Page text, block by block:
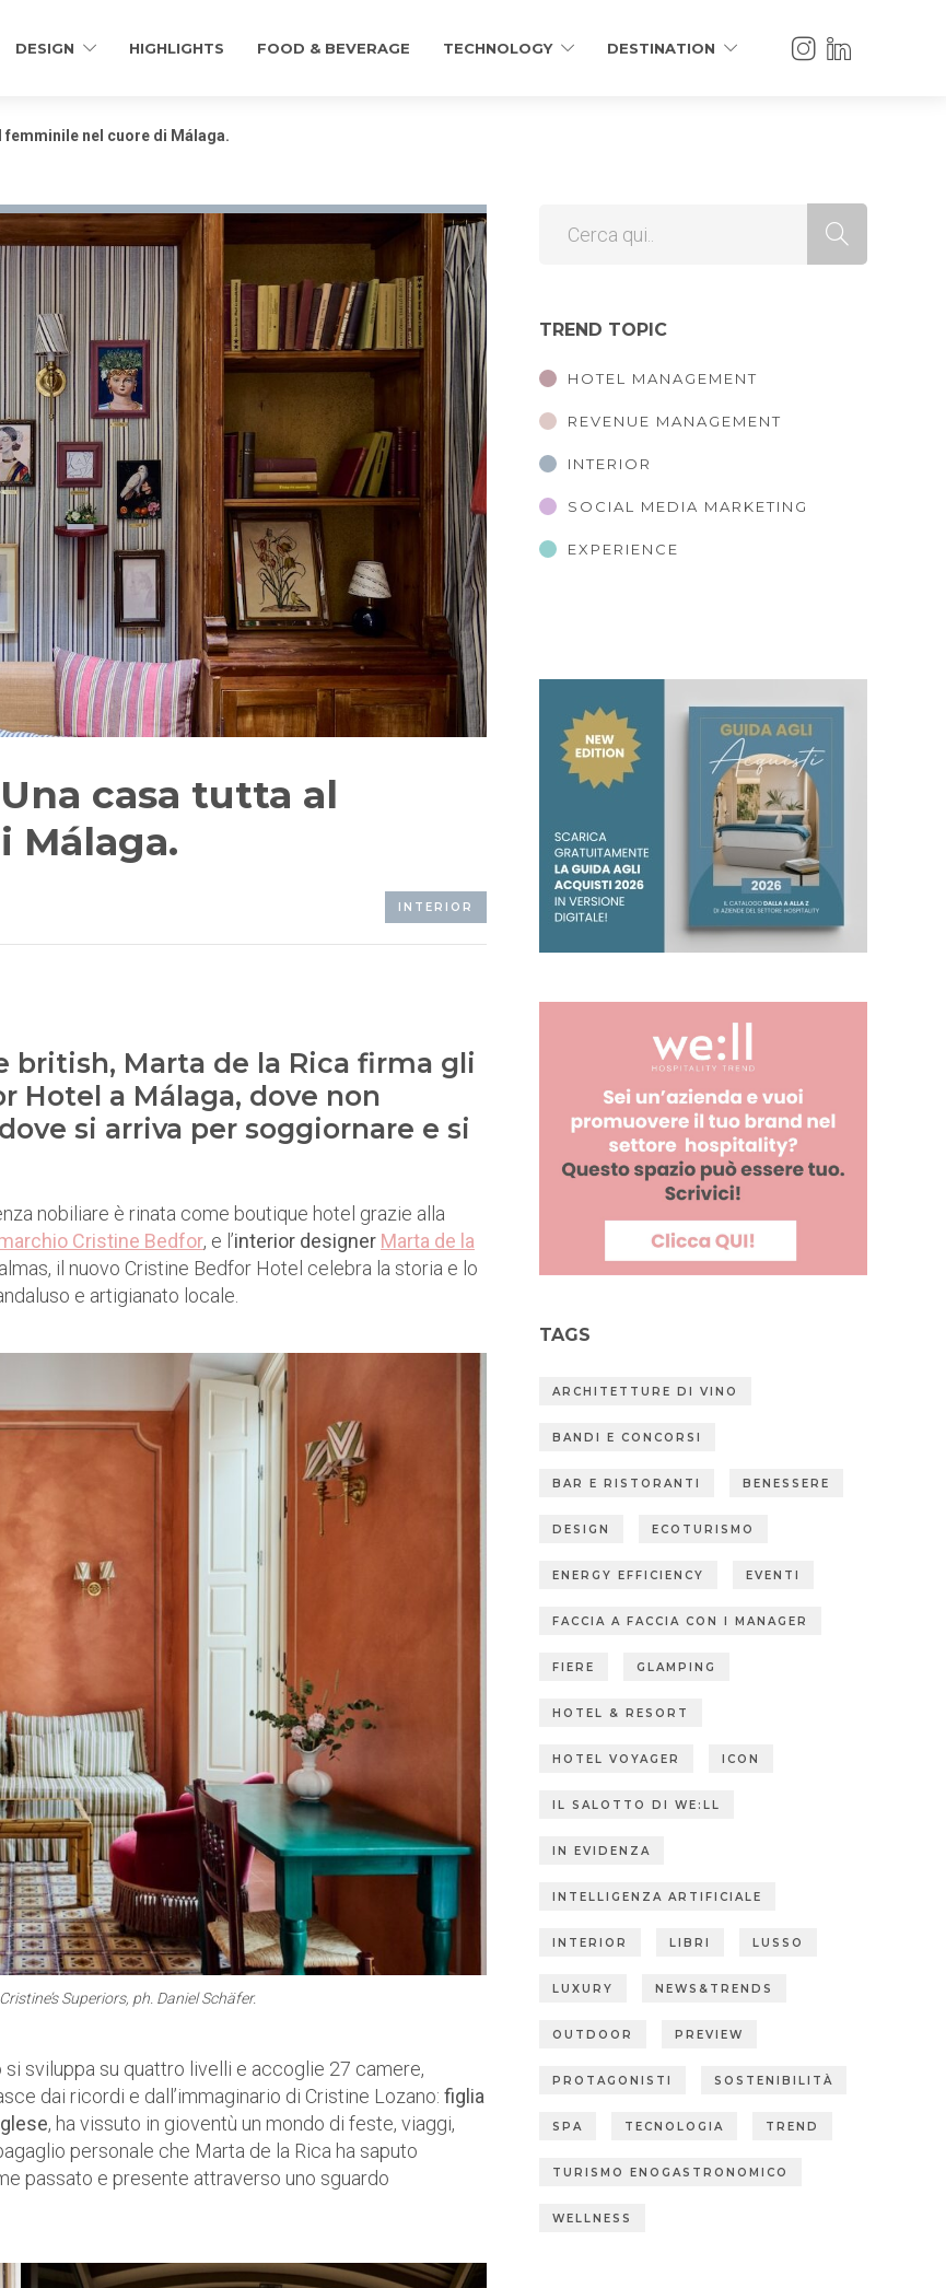
DESIGN HIGHLIGHTS FOOD & BEVERAGE TECHNOLOGY DESTINATION
nel cuore di Málaga.
casa tutta al
Málaga.
INTERIOR
british, Marta de la Rica firma gli
Hotel a Málaga, dove non
si arriva per soggiornare e si
nobiliare è rinata come boutique hotel grazie alla
Cristine Bedfor, e l’interior designer Marta de la
il nuovo Cristine Bedfor Hotel celebra la storia e lo
e artigianato locale.
Superiors, ph. Daniel Schäfer.
si sviluppa su quattro livelli e accoglie 27 camere,
dai ricordi e dall’immaginario di Cristine Lozano: figlia
, ha vissuto in gioventù un mondo di feste, viaggi,
personale che Marta de la Rica ha saputo
passato e presente attraverso uno sguardo
TREND TOPIC
HOTEL MANAGEMENT
REVENUE MANAGEMENT
INTERIOR
SOCIAL MEDIA MARKETING
EXPERIENCE
TAGS
ARCHITETTURE DI VINO
BANDI E CONCORSI
BAR E RISTORANTI BENESSERE
DESIGN ECOTURISMO
ENERGY EFFICIENCY EVENTI
FACCIA A FACCIA CON I MANAGER
FIERE GLAMPING
HOTEL & RESORT
HOTEL VOYAGER ICON
IL SALOTTO DI WE:LL
IN EVIDENZA
INTELLIGENZA ARTIFICIALE
INTERIOR LIBRI LUSSO
LUXURY NEWS&TRENDS
OUTDOOR PREVIEW
PROTAGONISTI SOSTENIBILITÀ
SPA TECNOLOGIA TREND
TURISMO ENOGASTRONOMICO
WELLNESS